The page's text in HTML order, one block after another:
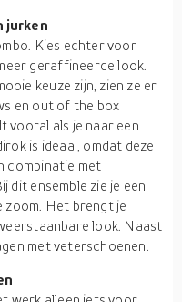
jurken
Kies echter voor
geraffineerde look.
keuze zijn, zien ze er
en out of the box
vooral als je naar een
is ideaal, omdat deze
combinatie met
dit ensemble zie je een
zoom. Het brengt je
look. Naast
met veterschoenen.